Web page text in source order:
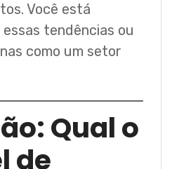
Você está
tendências ou
como um setor
Qual o
de